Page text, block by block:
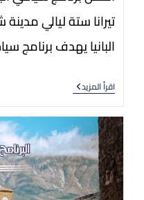
تيرانا ستة ليالي
البانيا يهدف برنامج سياحي
اقرأ المزيد